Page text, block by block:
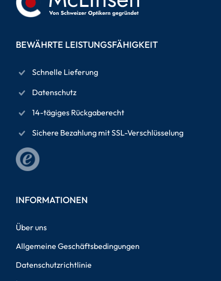
BEWÄHRTE LEISTUNGSFÄHIGKEIT
Schnelle Lieferung
Datenschutz
14-tägiges Rückgaberecht
Sichere Bezahlung mit SSL-Verschlüsselung
INFORMATIONEN
Über uns
Allgemeine Geschäftsbedingungen
Datenschutzrichtlinie